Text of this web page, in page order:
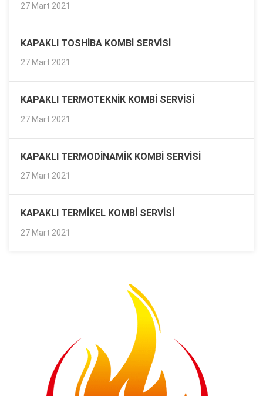
27 Mart 2021
KAPAKLI TOSHIBA KOMBI SERVISI
27 Mart 2021
KAPAKLI TERMOTEKNIK KOMBI SERVISI
27 Mart 2021
KAPAKLI TERMODINAMIK KOMBI SERVISI
27 Mart 2021
KAPAKLI TERMIKEL KOMBI SERVISI
27 Mart 2021